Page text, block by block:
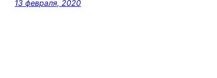
13 февраля, 2020